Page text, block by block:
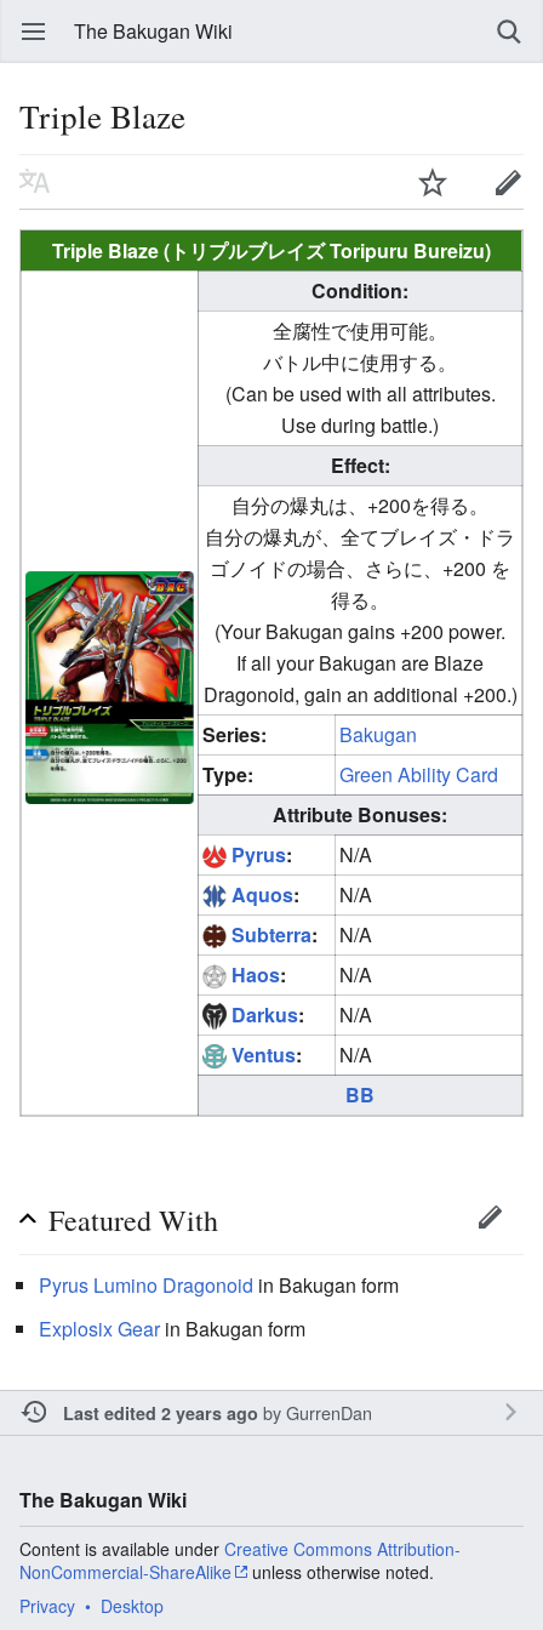
The Bakugan Wiki
Triple Blaze
Triple Blaze (トリプルブレイズ Toripuru Bureizu)
Condition:
全腐性で使用可能。
バトル中に使用する。
(Can be used with all attributes.
Use during battle.)
Effect:
自分の爆丸は、+200を得る。
自分の爆丸が、全てブレイズ・ドラ
ゴノイドの場合、さらに、+200 を
得る。
(Your Bakugan gains +200 power.
If all your Bakugan are Blaze
Dragonoid, gain an additional +200.)
Series:
Bakugan
Type:
Green Ability Card
Attribute Bonuses:
Pyrus:
N/A
Aquos:
N/A
Subterra:
N/A
Haos:
N/A
Darkus:
N/A
Ventus:
N/A
BB
Featured With
Pyrus Lumino Dragonoid in Bakugan form
Explosix Gearin Bakugan form
Last edited 2 years ago byGurrenDan
The Bakugan Wiki
Content is available under Creative Commons Attribution-
NonCommercial-ShareAlike
unless otherwise noted.
Privacy
Desktop